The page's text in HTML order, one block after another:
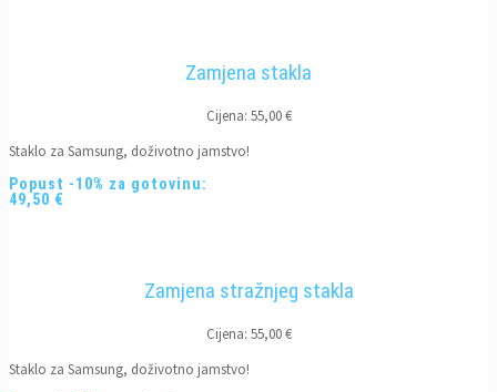
Zamjena stakla
Cijena: 55,00 €
Staklo za Samsung, doživotno jamstvo!
Popust -10% za gotovinu:
49,50 €
Zamjena stražnjeg stakla
Cijena: 55,00 €
Staklo za Samsung, doživotno jamstvo!